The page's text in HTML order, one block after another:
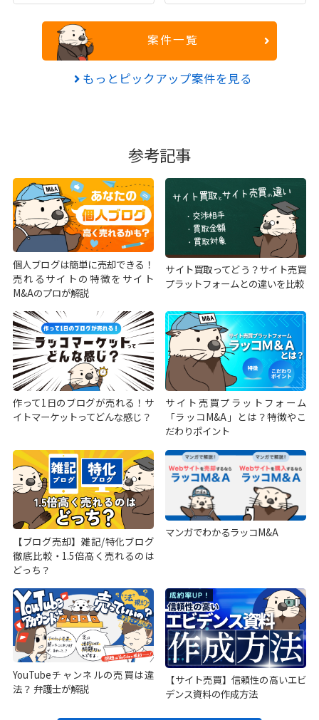
案件一覧
もっとピックアップ案件を見る
参考記事
個人ブログは簡単に売却できる！
売れるサイトの特徴をサイト
M&Aのプロが解説
サイト買取ってどう？サイト売買
プラットフォームとの違いを比較
作って1日のブログが売れる！サ
イトマーケットってどんな感じ？
サイト売買プラットフォーム
「ラッコM&A」とは？特徴やこ
だわりポイント
【ブログ売却】雑記/特化ブログ
徹底比較・1.5倍高く売れるのは
どっち？
マンガでわかるラッコM&A
YouTubeチャンネルの売買は違
法？ 弁護士が解説
【サイト売買】信頼性の高いエビ
デンス資料の作成方法